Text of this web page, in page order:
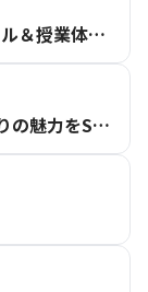
【大分】8月22日（土）オープンスクール＆授業体験 開催！
商店街を盛り上げよう！ ～大分七夕祭りの魅力をSNSで発信～